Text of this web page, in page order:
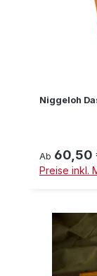
Niggeloh
Regulärer
Ab 60,50
Preise inkl.